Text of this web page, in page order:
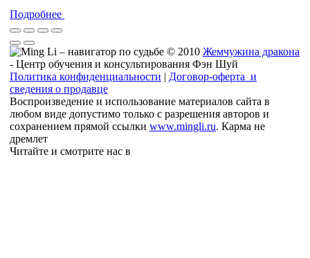
Подробнее
© 2010 Жемчужина дракона
- Центр обучения и консультирования Фэн Шуй
Политика конфиденциальности | Договор-оферта и
сведения о продавце
Воспроизведение и использование материалов сайта в
любом виде допустимо только с разрешения авторов и
сохранением прямой ссылки www.mingli.ru. Карма не
дремлет
Читайте и смотрите нас в